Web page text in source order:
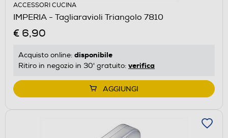
ACCESSORI CUCINA
IMPERIA - Tagliaravioli Triangolo 7810
€ 6,90
Acquisto online: disponibile
Ritiro in negozio in 30' gratuito: verifica
AGGIUNGI